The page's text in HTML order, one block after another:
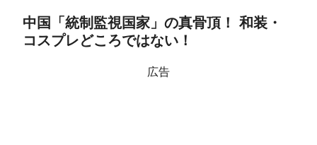
中国「統制監視国家」の真骨頂！ 和装・
コスプレどころではない！
広告